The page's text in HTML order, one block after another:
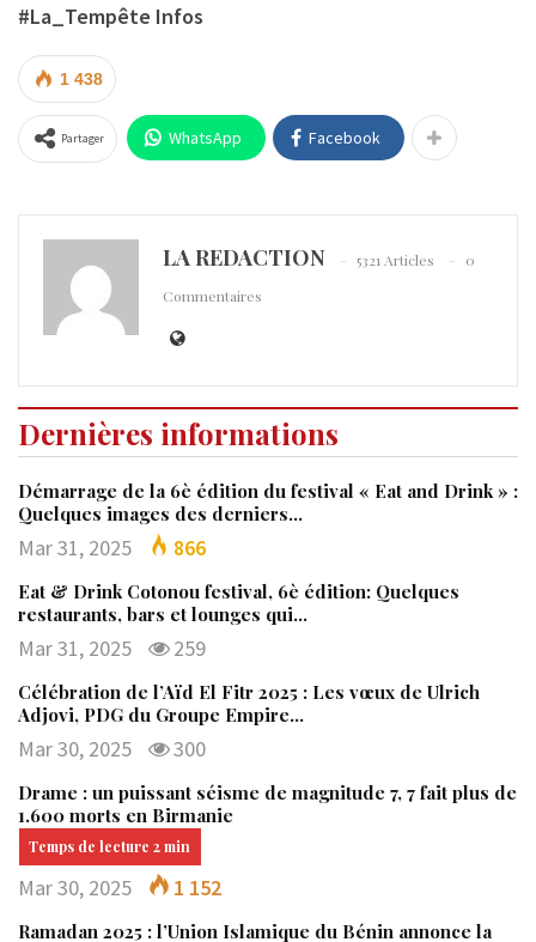
#La_Tempête Infos
1 438
Partager WhatsApp Facebook
LA REDACTION 5321 Articles
0
Commentaires
Dernières informations
Démarrage de la 6è édition du festival « Eat and Drink » :
Quelques images des derniers…
Mar 31, 2025 866
Eat & Drink Cotonou festival, 6è édition: Quelques
restaurants, bars et lounges qui…
Mar 31, 2025 259
Célébration de l’Aïd El Fitr 2025 : Les vœux de Ulrich
Adjovi, PDG du Groupe Empire…
Mar 30, 2025 300
Drame : un puissant séisme de magnitude 7, 7 fait plus de
1.600 morts en Birmanie
Mar 30, 2025 1 152
Ramadan 2025 : l’Union Islamique du Bénin annonce la